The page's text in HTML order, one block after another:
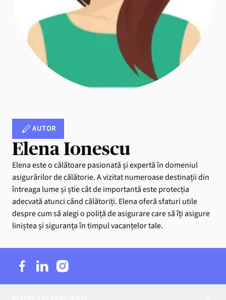
AUTOR
Elena Ionescu
Elena este o călătoare pasionată și expertă în domeniul
asigurărilor de călătorie. A vizitat numeroase destinații din
întreaga lume și știe cât de importantă este protecția
adecvată atunci când călătoriți. Elena oferă sfaturi utile
despre cum să alegi o poliță de asigurare care să îți asigure
liniștea și siguranța în timpul vacanțelor tale.